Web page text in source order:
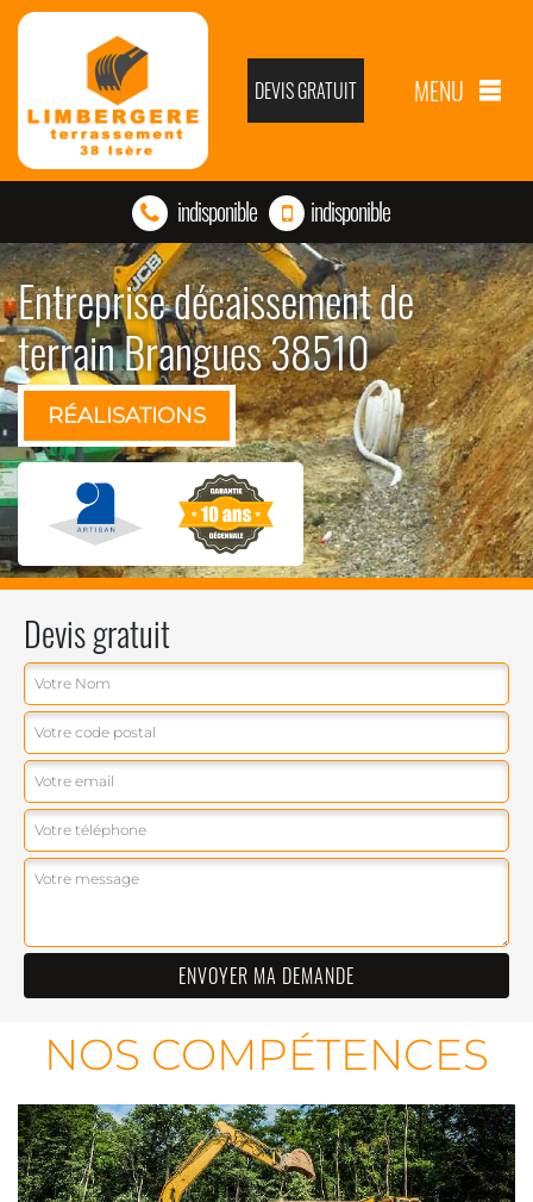
DEVIS GRATUIT MENU
indisponible indisponible
Entreprise décaissement de
terrain Brangues 38510
RÉALISATIONS
Devis gratuit
NOS COMPÉTENCES